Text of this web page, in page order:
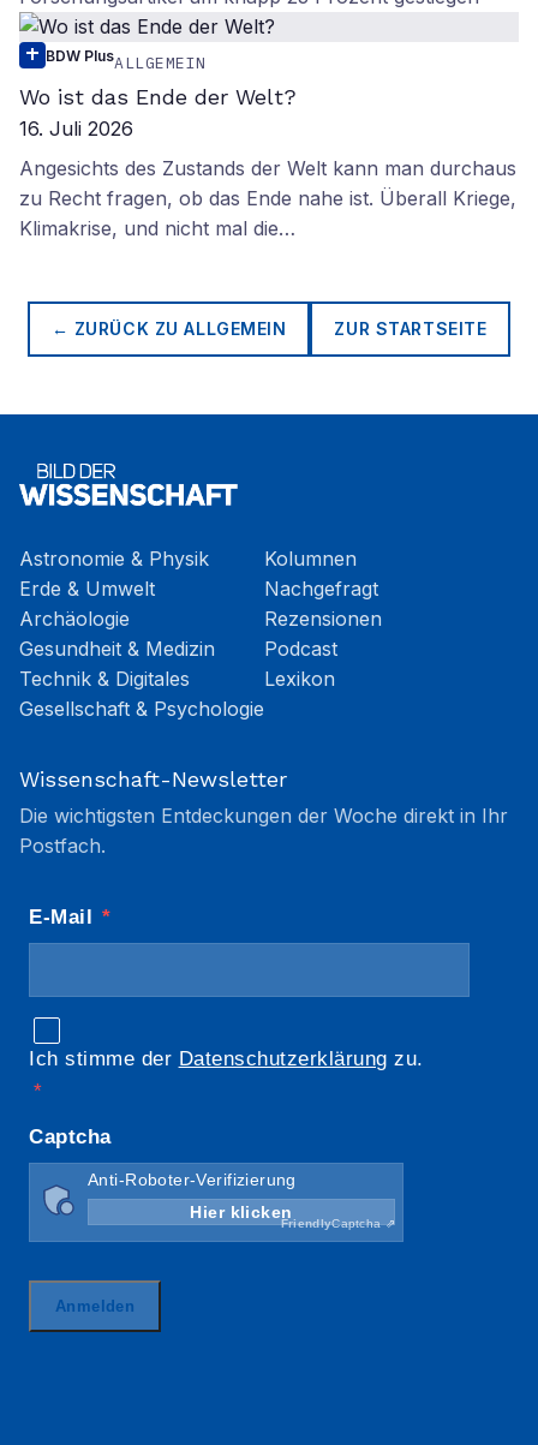
BDW PlusALLGEMEIN
Wo ist das Ende der Welt?
16. Juli 2026
Angesichts des Zustands der Welt kann man durchaus
zu Recht fragen, ob das Ende nahe ist. Überall Kriege,
Klimakrise, und nicht mal die…
← ZURÜCK ZUALLGEMEIN ZUR STARTSEITE
Astronomie & Physik
Erde & Umwelt
Archäologie
Gesundheit & Medizin
Technik & Digitales
Gesellschaft & Psychologie
Kolumnen
Nachgefragt
Rezensionen
Podcast
Lexikon
Wissenschaft-Newsletter
Die wichtigsten Entdeckungen der Woche direkt in Ihr
Postfach.